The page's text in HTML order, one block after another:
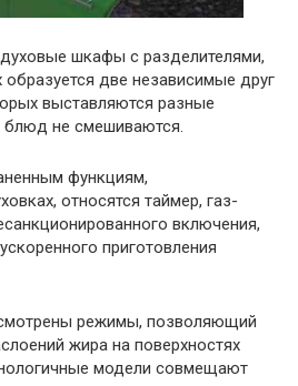
шкафы с разделителями,
образуется две независимые друг
выставляются разные
не смешиваются.
функциям,
относятся таймер, газ-
включения,
приготовления
режимы, позволяющий
жира на поверхностях
модели совмещают